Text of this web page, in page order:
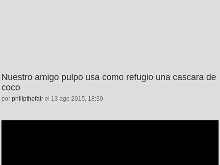
Nuestro amigo pulpo usa como refugio una cascara de
coco
por philipthefair el 13 ago 2015, 18:30